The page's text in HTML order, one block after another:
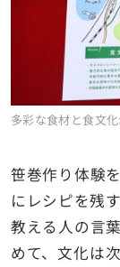
多彩な食材と食文
笹巻作り体験
にレシピを残
教える人の言
めて、文化は